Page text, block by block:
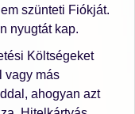
szünteti Fiókját.
nyugtát kap.
Költségeket
vagy más
ahogyan azt